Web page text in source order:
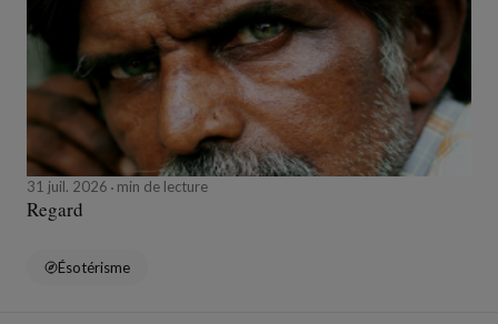
31 juil. 2026 min de lecture
Regard
Ésotérisme